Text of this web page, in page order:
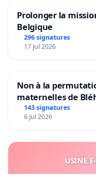
Prolonger la
Belgique
296 signatures
17 Jul 2026
Non à la
maternelles de
Préservons la
143 signatures
6 Jul 2026
USINE